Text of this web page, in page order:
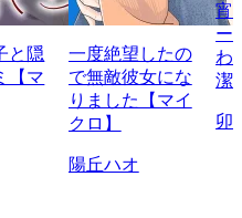
と隠
【マ
一度絶望したの
で無敵彼女にな
りました【マイ
クロ】
陽丘ハオ
宵
ー
わ
潔
卯